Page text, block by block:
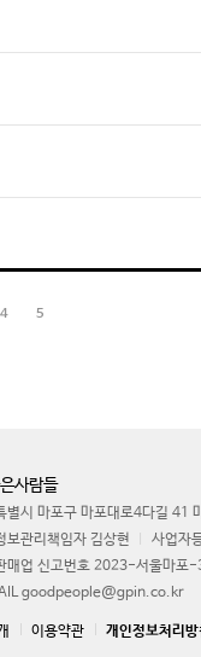
4 5
사람들
별시 마포구 마포대로4다길 41
보관리책임자 김상현
사업자
매업 신고번호 2023-서울마포
goodpeople@gpin.co.kr
이용약관 개인정보처리방